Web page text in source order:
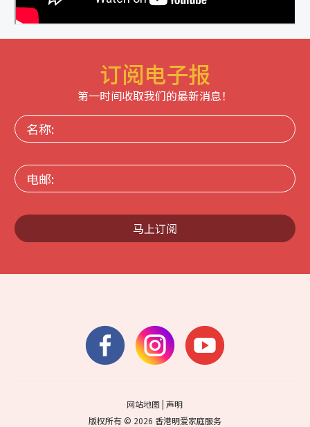
订阅电子报
第一时间收取我们的最新消息！
名
称:
电
邮:
马上订阅
网站地图 |声明
版权所有 © 2026 香港明爱家庭服务